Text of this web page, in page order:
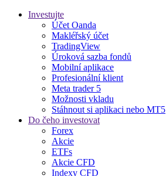
Investujte
Účet Oanda
Makléřský účet
TradingView
Úroková sazba fondů
Mobilní aplikace
Profesionální klient
Meta trader 5
Možnosti vkladu
Stáhnout si aplikaci nebo MT5
Do čeho investovat
Forex
Akcie
ETFs
Akcie CFD
Indexy CFD